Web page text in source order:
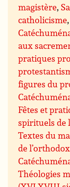
magistère,
catholicisme
aux
pratiques
figures du
Fêtes et
spirituels de
Textes du
de
Théologies